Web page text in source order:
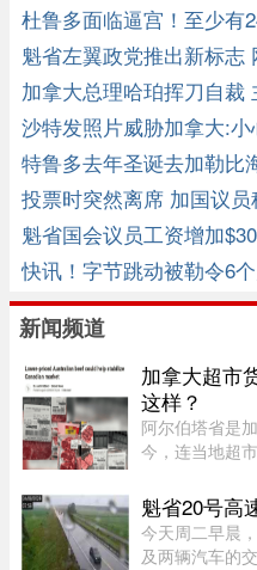
杜鲁多面临逼宫！至少有
台！
魁省左翼政党推出新标志
加拿大总理哈珀挥刀自裁
沙特发照片威胁加拿大:小
特鲁多去年圣诞去加勒比
谁？
投票时突然离席 加国议
魁省国会议员工资增加
快讯！字节跳动被勒令6
新闻频道
加拿大超市
这样？
阿尔伯塔省是
今，连当地超
亚等国家的牛
比本地同类牛
魁省20号高
今天周二早晨
及两辆汽车的